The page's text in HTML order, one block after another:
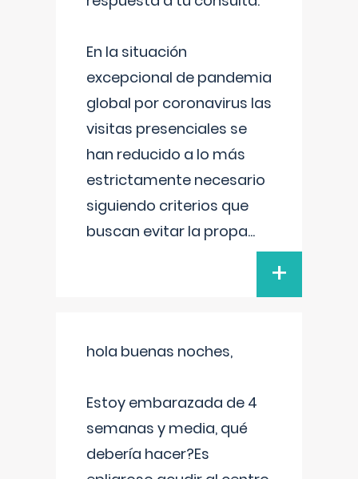
En la situación
excepcional de pandemia
global por coronavirus las
visitas presenciales se
han reducido a lo más
estrictamente necesario
siguiendo criterios que
buscan evitar la propa...
+
hola buenas noches,
Estoy embarazada de 4
semanas y media, qué
debería hacer?Es